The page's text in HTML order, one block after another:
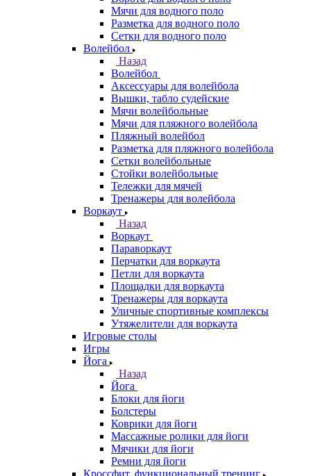
Мячи для водного поло
Разметка для водного поло
Сетки для водного поло
Волейбол
Назад
Волейбол
Аксессуары для волейбола
Вышки, табло судейские
Мячи волейбольные
Мячи для пляжного волейбола
Пляжный волейбол
Разметка для пляжного волейбола
Сетки волейбольные
Стойки волейбольные
Тележки для мячей
Тренажеры для волейбола
Воркаут
Назад
Воркаут
Параворкаут
Перчатки для воркаута
Петли для воркаута
Площадки для воркаута
Тренажеры для воркаута
Уличные спортивные комплексы
Утяжелители для воркаута
Игровые столы
Игры
Йога
Назад
Йога
Блоки для йоги
Болстеры
Коврики для йоги
Массажные ролики для йоги
Мячики для йоги
Ремни для йоги
Кроссфит, функциональный тренинг